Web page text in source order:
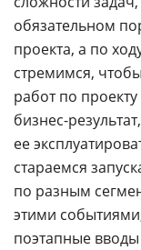
обязательном
проекта, а по
стремимся,
работ по
бизнес-
ее
стараемся
по разным
этими
поэтапные